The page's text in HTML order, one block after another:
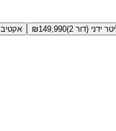
₪149,990 אקטיב 1.4L 1.4 ליטר ידני (דור 2 מתיחת פנים)